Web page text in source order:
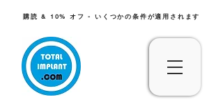
購読 & 10% オフ - いくつかの条件が適用されます